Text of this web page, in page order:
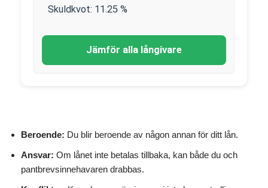
Skuldkvot: 11.25 %
Jämför alla långivare
Beroende: Du blir beroende av någon annan för ditt lån.
Ansvar: Om lånet inte betalas tillbaka, kan både du och
pantbrevsinnehavaren drabbas.